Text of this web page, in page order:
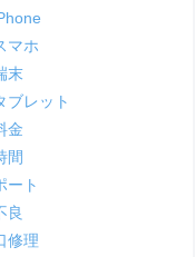
マホ
末
ブレット
金
間
ート
良
修理